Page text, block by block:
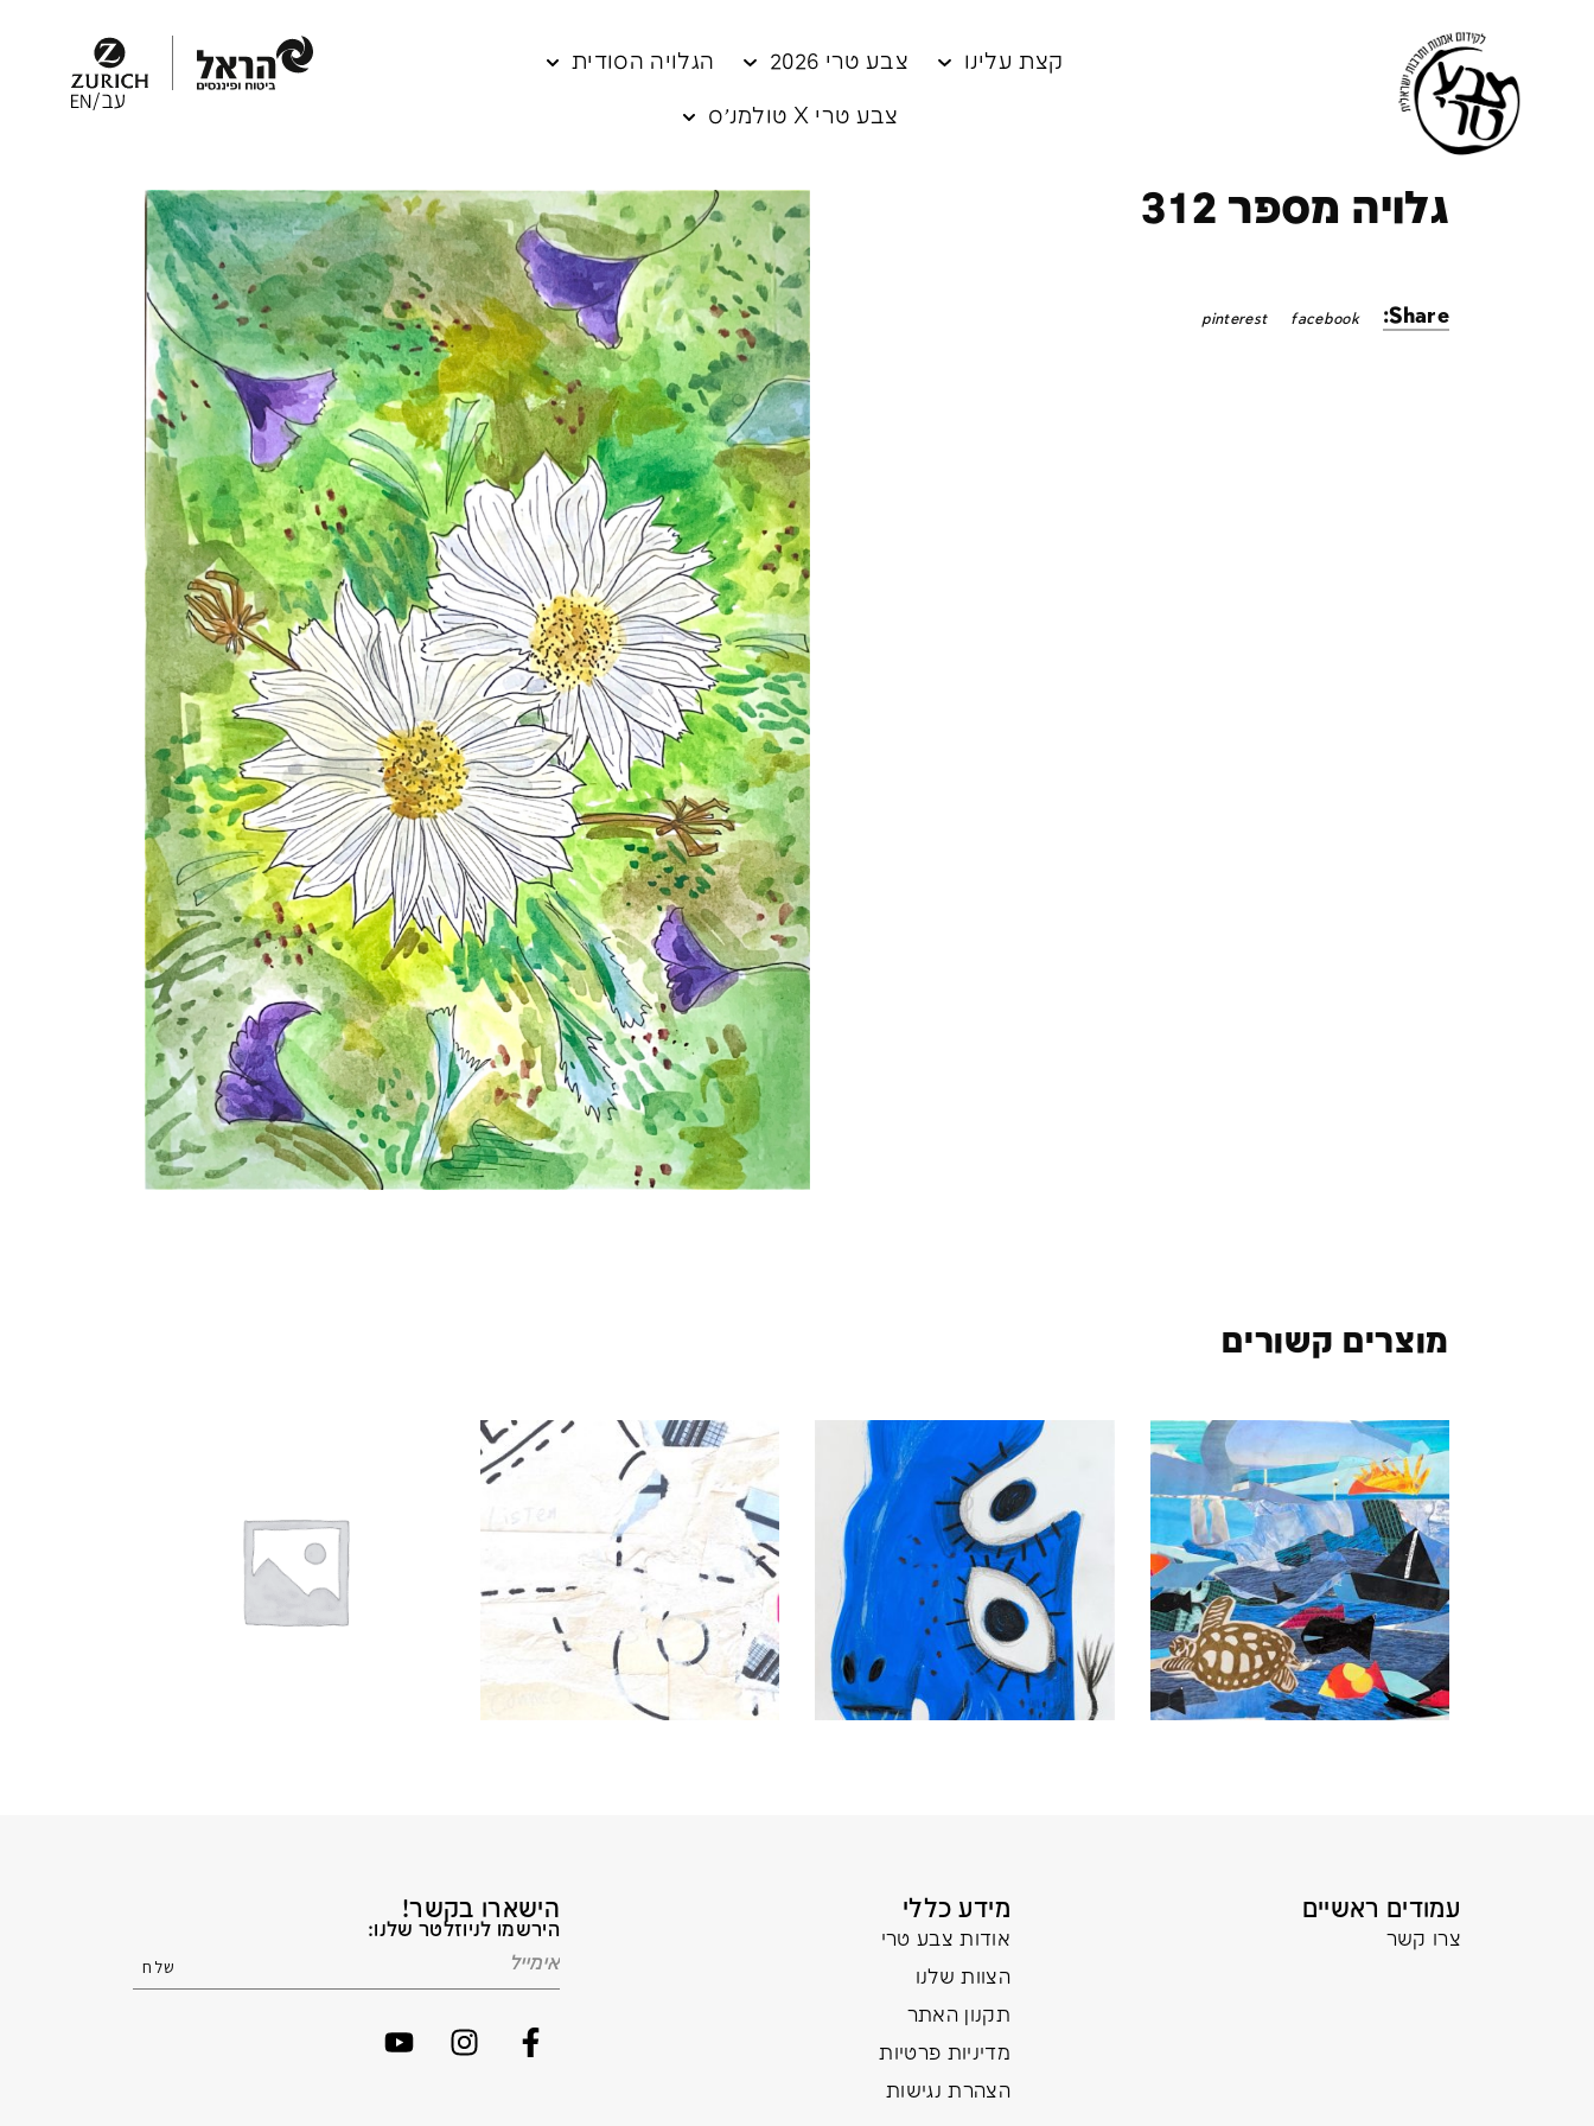
קצת עלינו צבע טרי 2026 הגלויה הסודית
צבע טרי X טולמנ׳ס
גלויה מספר 312
Share:
facebook
pinterest
מוצרים קשורים
עמודים ראשיים
צרו קשר
מידע כללי
אודות צבע טרי
הצוות שלנו
תקנון האתר
מדיניות פרטיות
הצהרת נגישות
הישארו בקשר!
הירשמו לניוזלטר שלנו: